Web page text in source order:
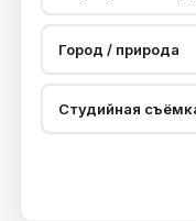
Город / природа
Студийная